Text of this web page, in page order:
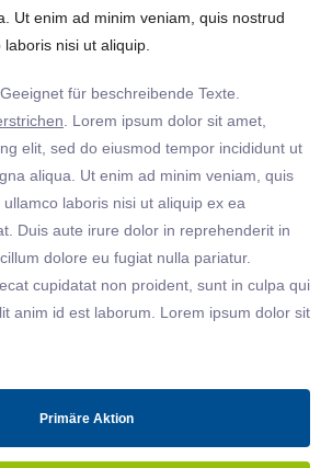
Ut enim ad minim veniam, quis nostrud
nisi ut aliquip.
für beschreibende Texte.
. Lorem ipsum dolor sit amet,
elit, sed do eiusmod tempor incididunt ut
aliqua. Ut enim ad minim veniam, quis
laboris nisi ut aliquip ex ea
Duis aute irure dolor in reprehenderit in
dolore eu fugiat nulla pariatur.
cupidatat non proident, sunt in culpa qui
anim id est laborum. Lorem ipsum dolor sit
Primäre Aktion